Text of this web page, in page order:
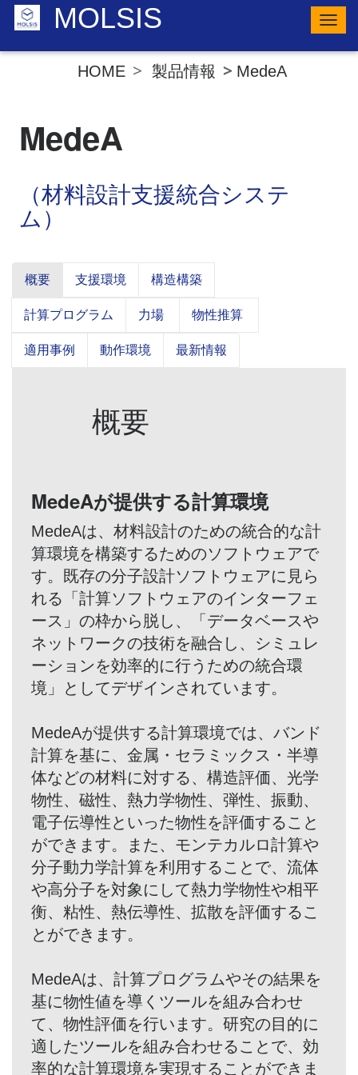
MOLSIS
ナ
ビ
HOME 製品情報 MedeA
MedeA
（材料設計支援統合システ
ム）
概要 支援環境 構造構築
計算プログラム 力場 物性推算
適用事例 動作環境 最新情報
概要
MedeAが提供する計算環境
MedeAは、材料設計のための統合的な計
算環境を構築するためのソフトウェアで
す。既存の分子設計ソフトウェアに見ら
れる「計算ソフトウェアのインターフェ
ース」の枠から脱し、「データベースや
ネットワークの技術を融合し、シミュレ
ーションを効率的に行うための統合環
境」としてデザインされています。
MedeAが提供する計算環境では、バンド
計算を基に、金属・セラミックス・半導
体などの材料に対する、構造評価、光学
物性、磁性、熱力学物性、弾性、振動、
電子伝導性といった物性を評価すること
ができます。また、モンテカルロ計算や
分子動力学計算を利用することで、流体
や高分子を対象にして熱力学物性や相平
衡、粘性、熱伝導性、拡散を評価するこ
とができます。
MedeAは、計算プログラムやその結果を
基に物性値を導くツールを組み合わせ
て、物性評価を行います。研究の目的に
適したツールを組み合わせることで、効
率的な計算環境を実現することができま